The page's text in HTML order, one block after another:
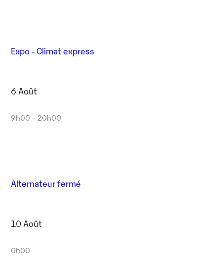
Expo - Climat express
6 Août
9h00 - 20h00
Alternateur fermé
10 Août
0h00